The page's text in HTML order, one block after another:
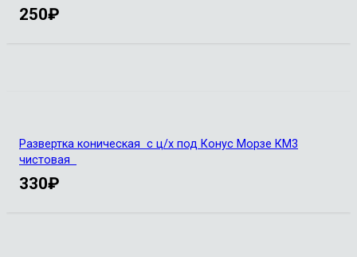
250₽
Развертка коническая с ц/х под Конус Морзе КМ3
чистовая
330₽